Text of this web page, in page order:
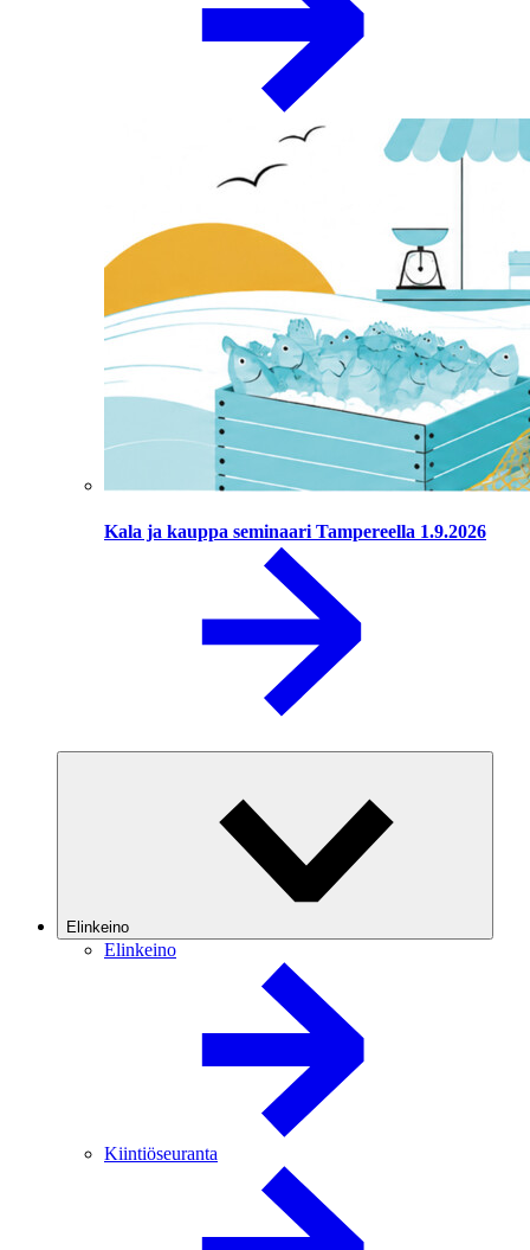
Kala ja kauppa seminaari Tampereella 1.9.2026
Elinkeino
Elinkeino
Kiintiöseuranta